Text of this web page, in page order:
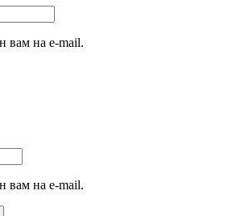
вам на e-mail.
вам на e-mail.